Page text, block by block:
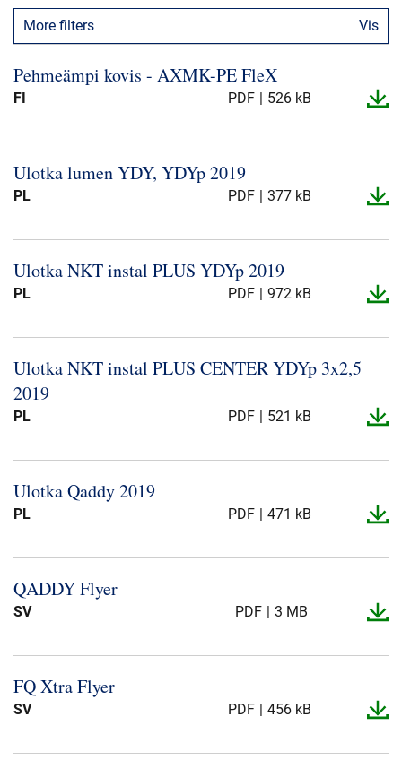
Nedlastinger
Presse og arrangementer
NKT ved første øyekast
Bærekraft
More filters Vis
Pehmeämpi kovis -​ AXMK-​PE FleX
FI PDF 526 kB
Ulotka lumen YDY, YDYp 2019
PL PDF 377 kB
Ulotka NKT instal PLUS YDYp 2019
PL PDF 972 kB
Ulotka NKT instal PLUS CENTER YDYp 3x2,5
2019
PL PDF 521 kB
Ulotka Qaddy 2019
PL PDF 471 kB
QADDY Flyer
SV PDF 3 MB
FQ Xtra Flyer
SV PDF 456 kB